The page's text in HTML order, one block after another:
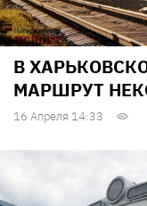
В
МАРШРУТ
16 Апреля 14:33